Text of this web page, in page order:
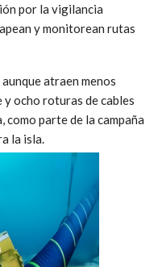
por la vigilancia
y monitorean rutas
atraen menos
ocho roturas de cables
como parte de la campaña
la isla.